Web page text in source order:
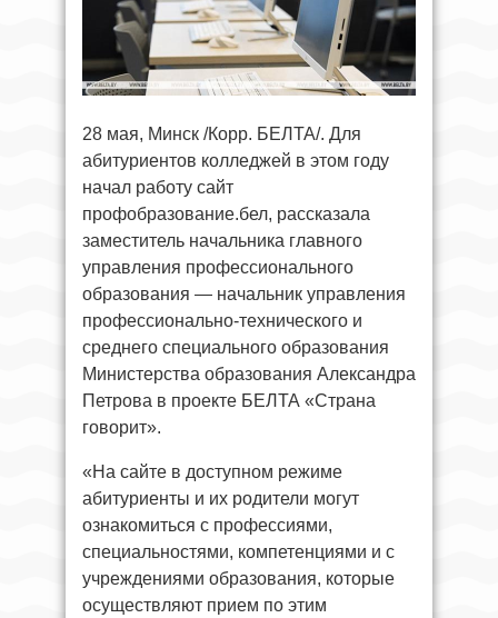
28 мая, Минск /Корр. БЕЛТА/. Для
абитуриентов колледжей в этом году
начал работу сайт
профобразование.бел, рассказала
заместитель начальника главного
управления профессионального
образования — начальник управления
профессионально-технического и
среднего специального образования
Министерства образования Александра
Петрова в проекте БЕЛТА «Страна
говорит».
«На сайте в доступном режиме
абитуриенты и их родители могут
ознакомиться с профессиями,
специальностями, компетенциями и с
учреждениями образования, которые
осуществляют прием по этим